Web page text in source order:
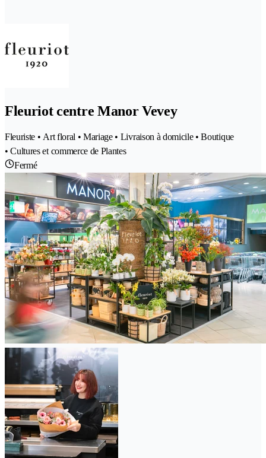
Fleuriot centre Manor Vevey
Fleuriste • Art floral • Mariage • Livraison à domicile • Boutique
• Cultures et commerce de Plantes
Fermé